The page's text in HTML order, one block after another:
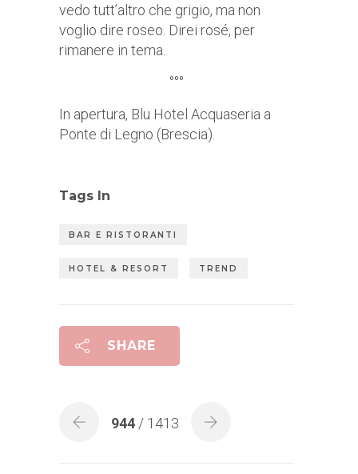
vedo tutt’altro che grigio, ma non
voglio dire roseo. Direi rosé, per
rimanere in tema.
°°°
In apertura, Blu Hotel Acquaseria a
Ponte di Legno (Brescia).
Tags In
BAR E RISTORANTI
HOTEL & RESORT TREND
SHARE
944 / 1413